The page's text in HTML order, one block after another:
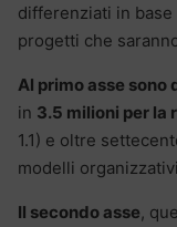
differenziati in
progetti che
Al primo asse sono
in 3.5 milioni per la
1.1) e oltre
modelli
Il secondo asse,